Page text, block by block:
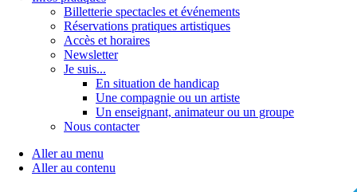
Billetterie spectacles et événements
Réservations pratiques artistiques
Accès et horaires
Newsletter
Je suis...
En situation de handicap
Une compagnie ou un artiste
Un enseignant, animateur ou un groupe
Nous contacter
Aller au menu
Aller au contenu